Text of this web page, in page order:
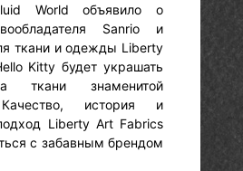
World объявило о
Sanrio и
ткани и одежды Liberty
Kitty будет украшать
ткани знаменитой
история и
Liberty Art Fabrics
с забавным брендом